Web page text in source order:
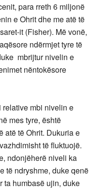
para rreth 6 miljonë
e Ohrit dhe me atë të
it (Fisher). Më vonë,
ndërmjet tyre të
mbrijtur nivelin e
nëntokësore
relative mbi nivelin e
mes tyre, është
atë të Ohrit. Dukuria e
të fluktuojë.
ndonjëherë niveli ka
të ndryshme, duke qenë
ta humbasë ujin, duke